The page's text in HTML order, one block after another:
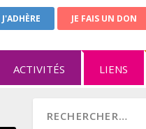
J'ADHÈRE JE FAIS UN DON
ACTIVITÉS LIENS